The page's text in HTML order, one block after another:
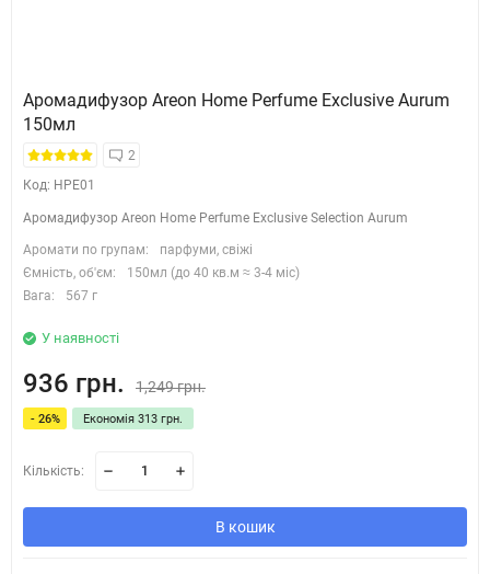
Аромадифузор Areon Home Perfume Exclusive Aurum
150мл
2
Код: HPE01
Аромадифузор Areon Home Perfume Exclusive Selection Aurum
Аромати по групам:
парфуми, свіжі
Ємність, об'єм:
150мл (до 40 кв.м ≈ 3-4 міс)
Вага:
567 г
У наявності
936 грн. 1,249 грн.
- 26% Економія 313 грн.
Кількість:
В кошик